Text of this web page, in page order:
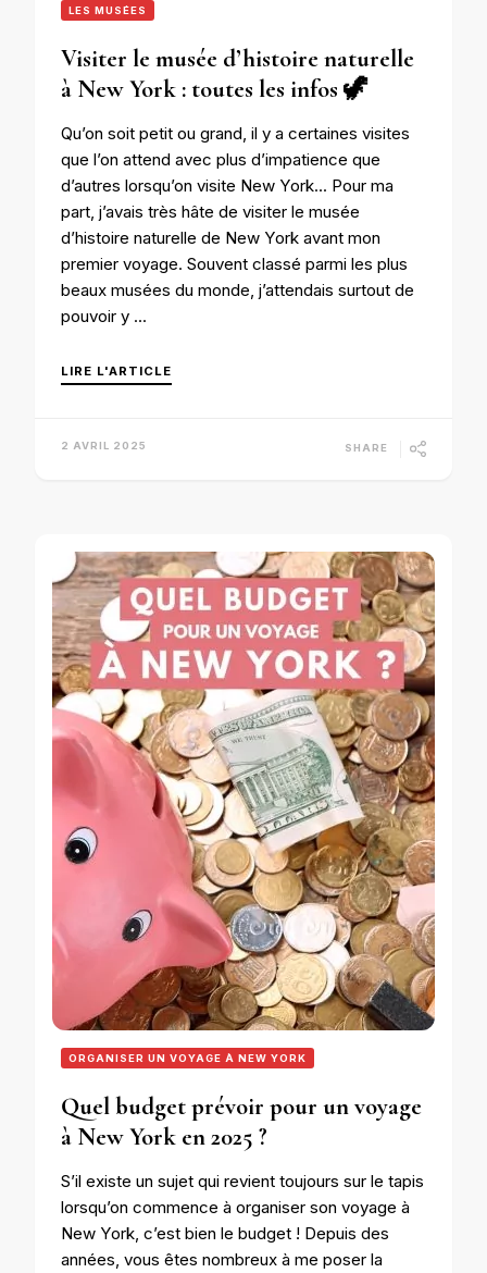
LES MUSÉES
Visiter le musée d’histoire naturelle
à New York : toutes les infos 🦖
Qu’on soit petit ou grand, il y a certaines visites
que l’on attend avec plus d’impatience que
d’autres lorsqu’on visite New York… Pour ma
part, j’avais très hâte de visiter le musée
d’histoire naturelle de New York avant mon
premier voyage. Souvent classé parmi les plus
beaux musées du monde, j’attendais surtout de
pouvoir y …
LIRE L'ARTICLE
2 AVRIL 2025 SHARE
ORGANISER UN VOYAGE À NEW YORK
Quel budget prévoir pour un voyage
à New York en 2025 ?
S’il existe un sujet qui revient toujours sur le tapis
lorsqu’on commence à organiser son voyage à
New York, c’est bien le budget ! Depuis des
années, vous êtes nombreux à me poser la